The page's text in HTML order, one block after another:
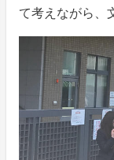
て考えながら、